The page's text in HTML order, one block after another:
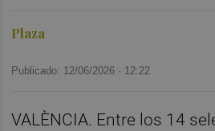
Plaza
Publicado: 12/06/2026 · 12:22
VALÈNCIA. Entre los 14